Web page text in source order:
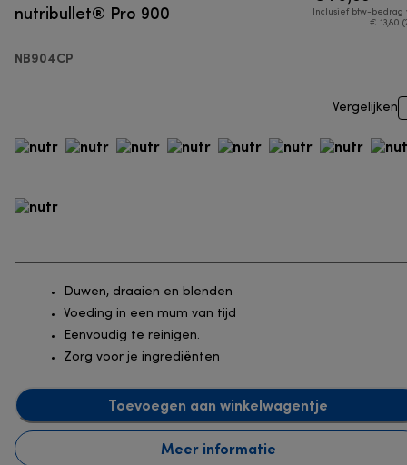
nutribullet® Pro 900
NB904CP
Inclusief btw-bedrag
€ 13,80
Vergelijken
Duwen, draaien en blenden
Voeding in een mum van tijd
Eenvoudig te reinigen.
Zorg voor je ingrediënten
Toevoegen aan winkelwagentje
Meer informatie